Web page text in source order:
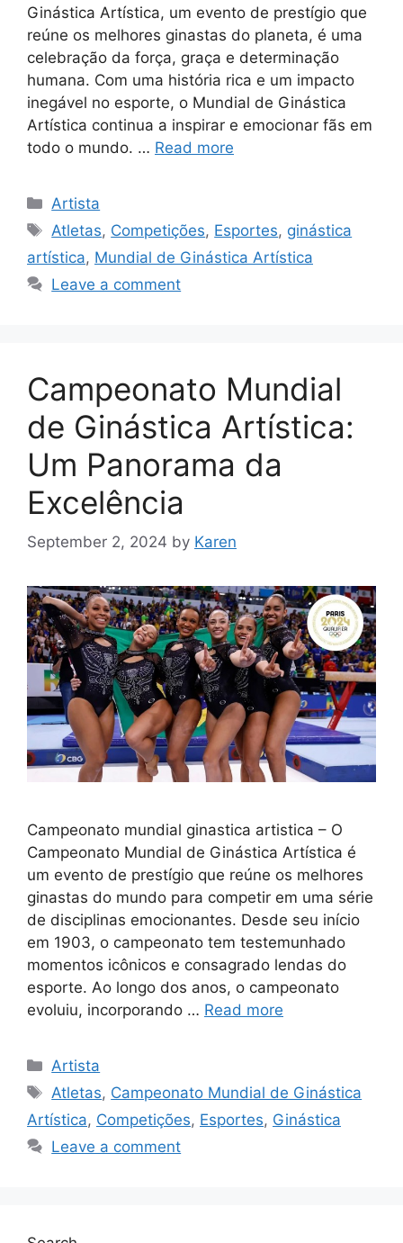
Ginástica Artística, um evento de prestígio que
reúne os melhores ginastas do planeta, é uma
celebração da força, graça e determinação
humana. Com uma história rica e um impacto
inegável no esporte, o Mundial de Ginástica
Artística continua a inspirar e emocionar fãs em
todo o mundo. … Read more
Categories
Artista
Tags
Atletas, Competições, Esportes, ginástica
artística, Mundial de Ginástica Artística
Leave a comment
Campeonato Mundial
de Ginástica Artística:
Um Panorama da
Excelência
September 2, 2024 by Karen
Campeonato mundial ginastica artistica – O
Campeonato Mundial de Ginástica Artística é
um evento de prestígio que reúne os melhores
ginastas do mundo para competir em uma série
de disciplinas emocionantes. Desde seu início
em 1903, o campeonato tem testemunhado
momentos icônicos e consagrado lendas do
esporte. Ao longo dos anos, o campeonato
evoluiu, incorporando … Read more
Categories
Artista
Tags
Atletas, Campeonato Mundial de Ginástica
Artística, Competições, Esportes, Ginástica
Leave a comment